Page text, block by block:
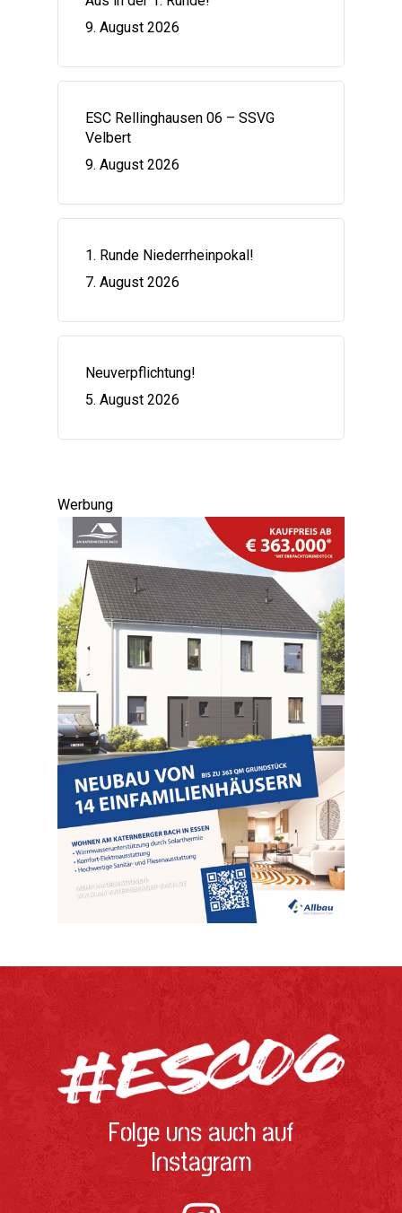
9. August 2026
ESC Rellinghausen 06 – SSVG
Velbert
9. August 2026
1. Runde Niederrheinpokal!
7. August 2026
Neuverpflichtung!
5. August 2026
Werbung
Folge uns auch auf
Instagram